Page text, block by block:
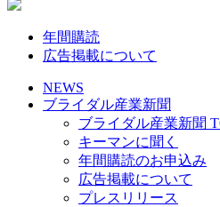
年間購読
広告掲載について
NEWS
ブライダル産業新聞
ブライダル産業新聞
キーマンに聞く
年間購読のお申込み
広告掲載について
プレスリリース